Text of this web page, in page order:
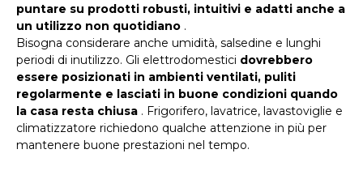
puntare su prodotti robusti, intuitivi e adatti anche a
un utilizzo non quotidiano .
Bisogna considerare anche umidità, salsedine e lunghi
periodi di inutilizzo. Gli elettrodomestici dovrebbero
essere posizionati in ambienti ventilati, puliti
regolarmente e lasciati in buone condizioni quando
la casa resta chiusa . Frigorifero, lavatrice, lavastoviglie e
climatizzatore richiedono qualche attenzione in più per
mantenere buone prestazioni nel tempo.